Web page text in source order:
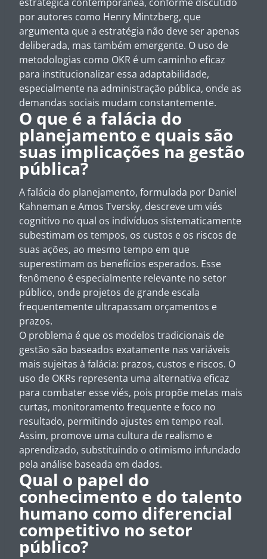
estratégica contemporânea, conforme discutido
por autores como Henry Mintzberg, que
argumenta que a estratégia não deve ser apenas
deliberada, mas também emergente. O uso de
metodologias como OKR é um caminho eficaz
para institucionalizar essa adaptabilidade,
especialmente na administração pública, onde as
demandas sociais mudam constantemente.
O que é a falácia do
planejamento e quais são
suas implicações na gestão
pública?
A falácia do planejamento, formulada por Daniel
Kahneman e Amos Tversky, descreve um viés
cognitivo no qual os indivíduos sistematicamente
subestimam os tempos, os custos e os riscos de
suas ações, ao mesmo tempo em que
superestimam os benefícios esperados. Esse
fenômeno é especialmente relevante no setor
público, onde projetos de grande escala
frequentemente ultrapassam orçamentos e
prazos.
O problema é que os modelos tradicionais de
gestão são baseados exatamente nas variáveis
mais sujeitas à falácia: prazos, custos e riscos. O
uso de OKRs representa uma alternativa eficaz
para combater esse viés, pois propõe metas mais
curtas, monitoramento frequente e foco no
resultado, permitindo ajustes em tempo real.
Assim, promove uma cultura de realismo e
aprendizado, substituindo o otimismo infundado
pela análise baseada em dados.
Qual o papel do
conhecimento e do talento
humano como diferencial
competitivo no setor
público?